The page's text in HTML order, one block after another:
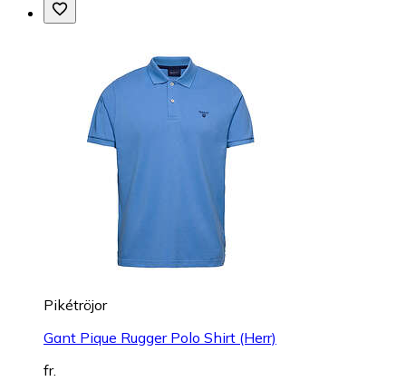
Pikétröjor
Gant Pique Rugger Polo Shirt (Herr)
fr.